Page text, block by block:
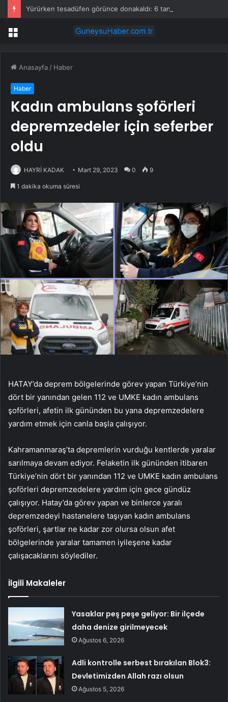
Menü
Anasayfa / Haber
Haber
Kadın ambulans şoförleri
depremzedeler için seferber
oldu
HAYRİ KADAK Mart 29, 2023 0 9
1 dakika okuma süresi
HATAY’da deprem bölgelerinde görev yapan Türkiye’nin
dört bir yanından gelen 112 ve UMKE kadın ambulans
şoförleri, afetin ilk gününden bu yana depremzedelere
yardım etmek için canla başla çalışıyor.
Kahramanmaraş’ta depremlerin vurduğu kentlerde yaralar
sarılmaya devam ediyor. Felaketin ilk gününden itibaren
Türkiye’nin dört bir yanından 112 ve UMKE kadın ambulans
şoförleri depremzedelere yardım için gece gündüz
çalışıyor. Hatay’da görev yapan ve binlerce yaralı
depremzedeyi hastanelere taşıyan kadın ambulans
şoförleri, şartlar ne kadar zor olursa olsun afet
bölgelerinde yaralar tamamen iyileşene kadar
çalışacaklarını söylediler.
İlgili Makaleler
Yasaklar peş peşe geliyor: Bir ilçede
daha denize girilmeyecek
Ağustos 6, 2026
Adli kontrolle serbest bırakılan Blok3:
Devletimizden Allah razı olsun
Ağustos 5, 2026